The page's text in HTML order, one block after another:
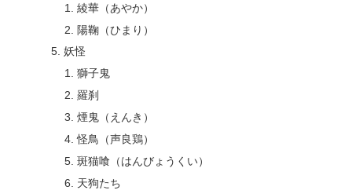
綾華（あやか）
陽鞠（ひまり）
妖怪
獅子鬼
羅刹
煙鬼（えんき）
怪鳥（声良鶏）
斑猫喰（はんびょうくい）
天狗たち